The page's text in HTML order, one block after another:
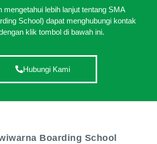
mengetahui lebih lanjut tentang SMA
School) dapat menghubungi kontak
klik tombol di bawah ini.
Hubungi Kami
Boarding School